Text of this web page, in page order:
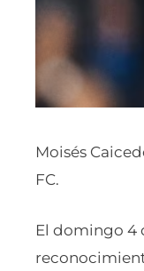
Moisés
FC.
El domingo 4